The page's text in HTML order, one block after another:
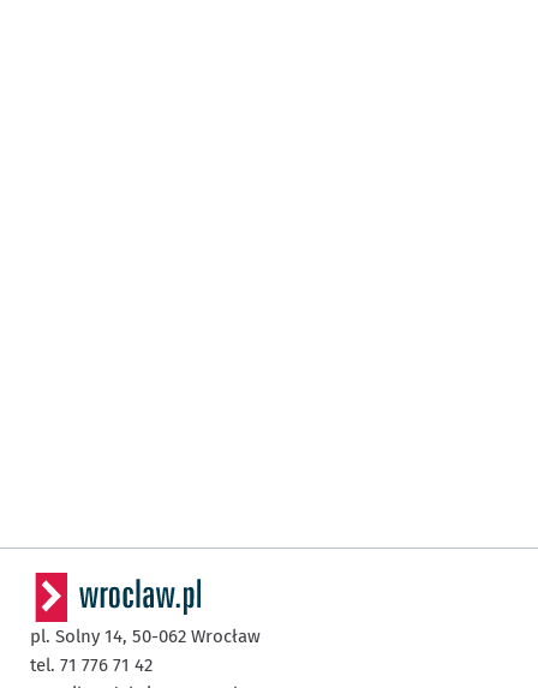
pl. Solny 14, 50-062 Wrocław
tel. 71 776 71 42